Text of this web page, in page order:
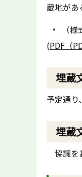
蔵地があ
（
(PDF（
埋蔵
予定通り
埋蔵
協議を